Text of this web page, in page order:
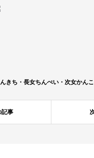
きち・長女ちんぺい・次女かんこ